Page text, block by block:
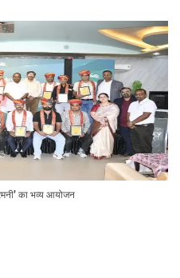
का भव्य आयोजन